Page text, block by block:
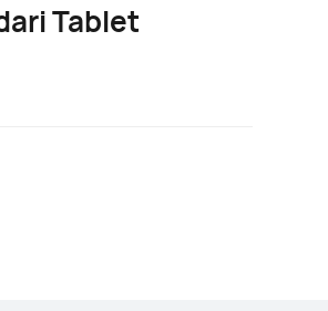
Tablet